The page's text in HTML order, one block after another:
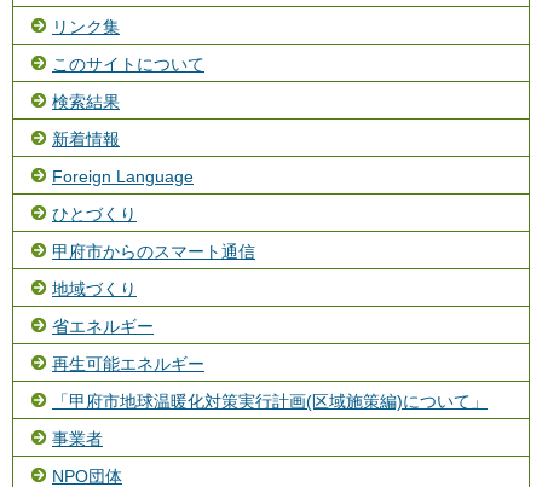
リンク集
このサイトについて
検索結果
新着情報
Foreign Language
ひとづくり
甲府市からのスマート通信
地域づくり
省エネルギー
再生可能エネルギー
「甲府市地球温暖化対策実行計画(区域施策編)について」
事業者
NPO団体